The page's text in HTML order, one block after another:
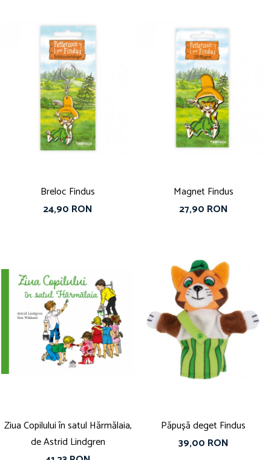
Breloc Findus
24,90 RON
Magnet Findus
27,90 RON
Ziua Copilului în satul Hărmălaia,
de Astrid Lindgren
Păpușă deget Findus
39,00 RON